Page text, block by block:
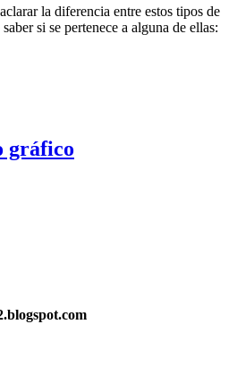
la diferencia entre estos tipos de
si se pertenece a alguna de ellas:
gráfico